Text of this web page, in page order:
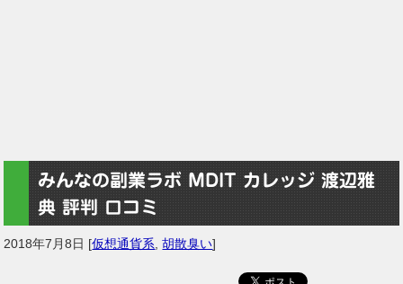
みんなの副業ラボ MDIT カレッジ 渡辺雅
典 評判 口コミ
2018年7月8日 [仮想通貨系 ,胡散臭い]